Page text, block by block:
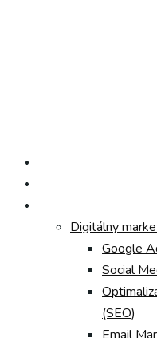
Digitálny
Google
Social
(SEO)